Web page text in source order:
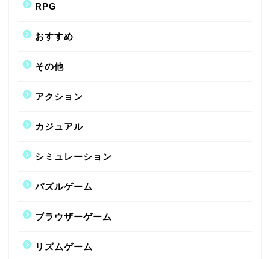
RPG
おすすめ
その他
アクション
カジュアル
シミュレーション
パズルゲーム
ブラウザーゲーム
リズムゲーム